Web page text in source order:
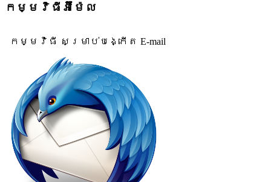
កម្មវិធីអ៊ីម៉ែល
កម្មវិធី សម្រាប់បង្កើត E-mail